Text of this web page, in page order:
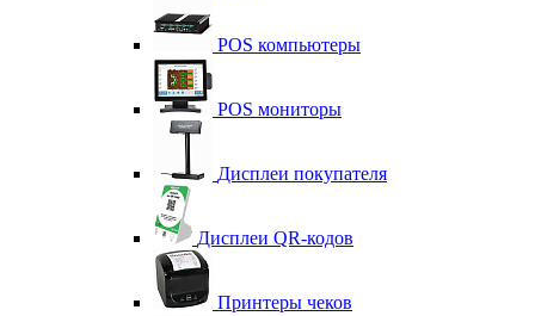
POS компьютеры
POS мониторы
Дисплеи покупателя
Дисплеи QR-кодов
Принтеры чеков